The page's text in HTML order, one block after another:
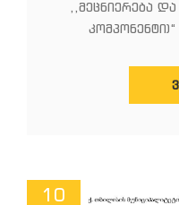
,,მეცნიერება
10